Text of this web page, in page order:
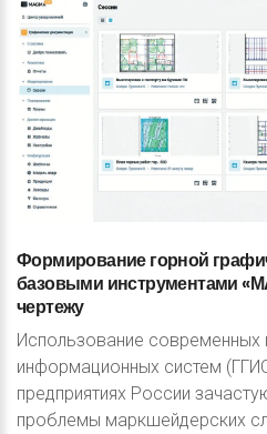
Формированиегорной
базовыми инструментами
чертежу
Использование современных
информационных систем
предприятиях России
проблемы маркшейдерских